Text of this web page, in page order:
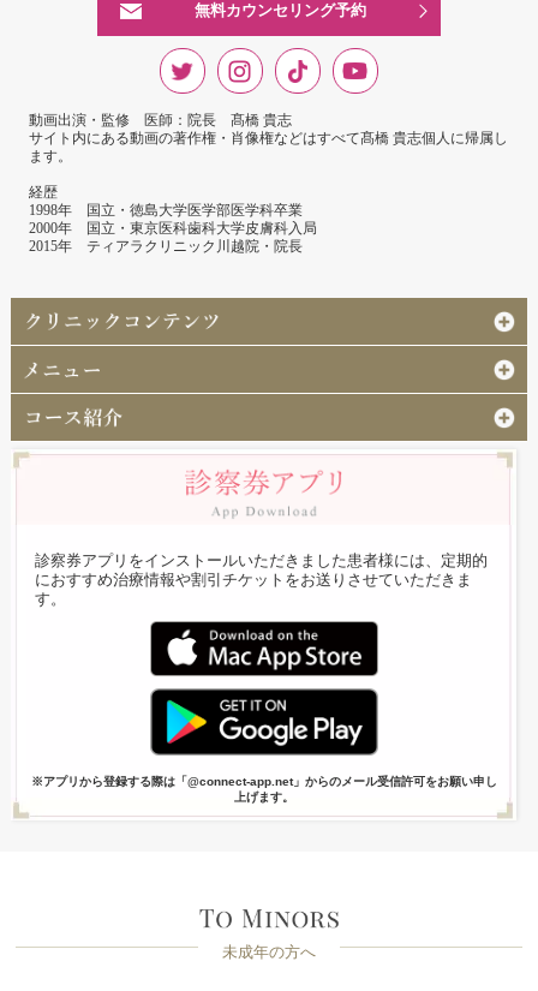
無料カウンセリング予約
動画出演・監修 医師：院長 髙橋 貴志
サイト内にある動画の著作権・肖像権などはすべて髙橋 貴志個人に帰属し
ます。
経歴
1998年 国立・徳島大学医学部医学科卒業
2000年 国立・東京医科歯科大学皮膚科入局
2015年 ティアラクリニック川越院・院長
診察券アプリをインストールいただきました患者様には、定期的
におすすめ治療情報や割引チケットをお送りさせていただきま
す。
※アプリから登録する際は「@connect-app.net」からのメール受信許可をお願い申し
上げます。
未成年の方へ